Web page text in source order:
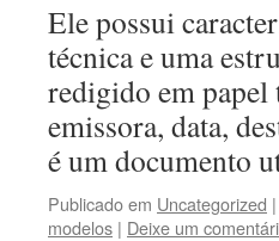
Ele possui
técnica e uma
redigido em
emissora, data,
é um documento
Publicado em Uncategorized |
modelos | Deixe um